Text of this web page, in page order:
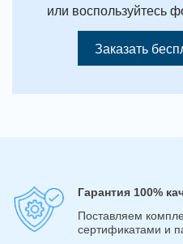
или воспользуйтесь
Заказать
Гарантия 100%
Поставляем
сертификатами и